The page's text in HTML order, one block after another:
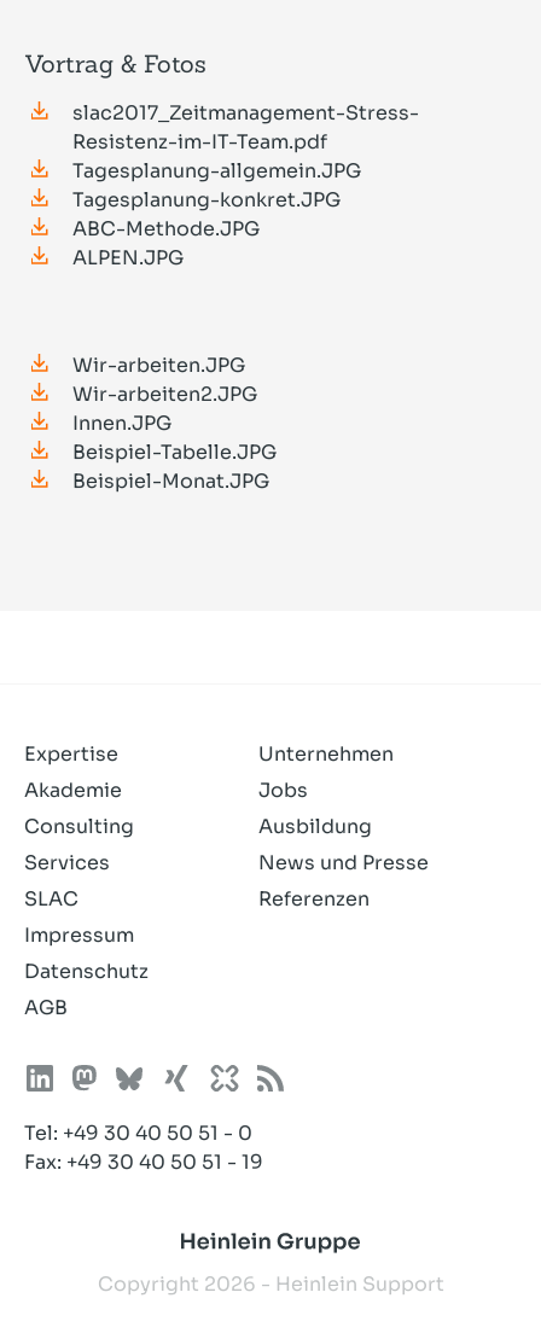
Vortrag & Fotos
slac2017_Zeitmanagement-Stress-
Resistenz-im-IT-Team.pdf
Tagesplanung-allgemein.JPG
Tagesplanung-konkret.JPG
ABC-Methode.JPG
ALPEN.JPG
Wir-arbeiten.JPG
Wir-arbeiten2.JPG
Innen.JPG
Beispiel-Tabelle.JPG
Beispiel-Monat.JPG
Expertise
Akademie
Consulting
Services
SLAC
Unternehmen
Jobs
Ausbildung
News und Presse
Referenzen
Impressum
Datenschutz
AGB
Tel: +49 30 40 50 51 - 0
Fax: +49 30 40 50 51 - 19
Copyright 2026 - Heinlein Support